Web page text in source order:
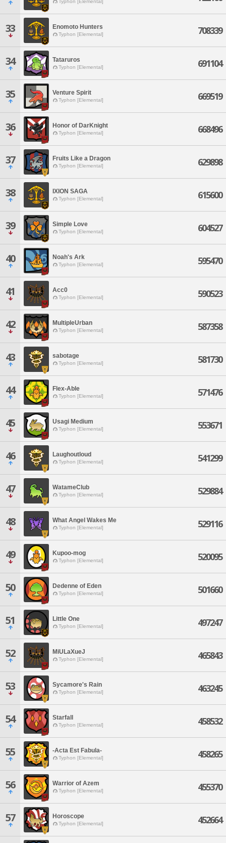
Typhon [Elemental]
33 Enomoto Hunters
Typhon [Elemental] 708339
34 Tataruros
Typhon [Elemental] 691104
35 Venture Spirit
Typhon [Elemental] 669519
36 Honor of DarKnight
Typhon [Elemental] 668496
37 Fruits Like a Dragon
Typhon [Elemental] 629898
38 IXION SAGA
Typhon [Elemental] 615600
39 Simple Love
Typhon [Elemental] 604527
40 Noah's Ark
Typhon [Elemental] 595470
41 Acc0
Typhon [Elemental] 590523
42 MultipleUrban
Typhon [Elemental] 587358
43 sabotage
Typhon [Elemental] 581730
44 Flex-Able
Typhon [Elemental] 571476
45 Usagi Medium
Typhon [Elemental] 553671
46 Laughoutloud
Typhon [Elemental] 541299
47 WatameClub
Typhon [Elemental] 529884
48 What Angel Wakes Me
Typhon [Elemental] 529116
49 Kupoo-mog
Typhon [Elemental] 520095
50 Dedenne of Eden
Typhon [Elemental] 501660
51 Little One
Typhon [Elemental] 497247
52 MiULaXueJ
Typhon [Elemental] 465843
53 Sycamore's Rain
Typhon [Elemental] 463245
54 Starfall
Typhon [Elemental] 458532
55 -Acta Est Fabula-
Typhon [Elemental] 458265
56 Warrior of Azem
Typhon [Elemental] 455370
57 Horoscope
Typhon [Elemental] 452664